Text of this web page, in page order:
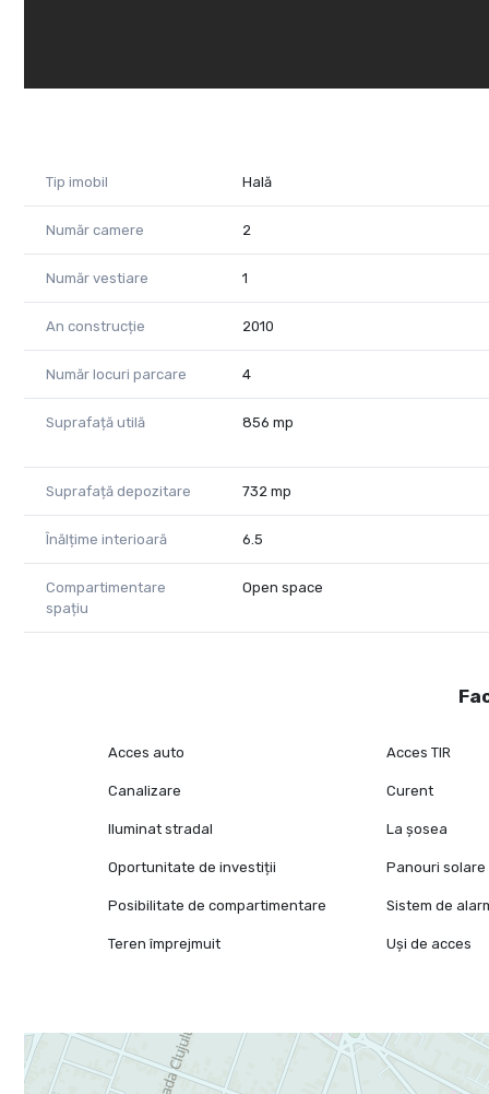
Încălzirea birourilor și a vestiarelor se face cu calorifere
Raluca Marinescu + 40 0755 083 764
email: raluca.marinescu@propertylab.ro
Tip imobil Hală
Număr camere 2
Număr vestiare 1
An construcție 2010
Număr locuri parcare 4
Suprafață utilă 856 mp
Suprafață depozitare 732 mp
Înălțime interioară 6.5
Compartimentare
spațiu
Open space
Acces auto Acces TIR
Canalizare Curent
Iluminat stradal La șosea
Oportunitate de investiții Panouri solare
Posibilitate de compartimentare Sistem de
Teren împrejmuit Uși de acces